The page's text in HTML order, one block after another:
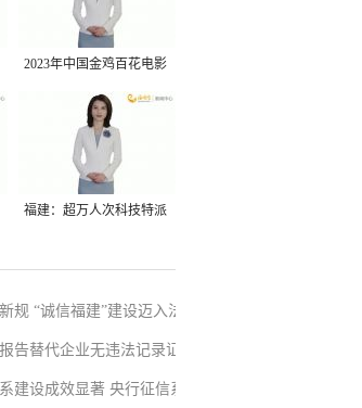
2023年中国金鸡百花电影
节有福电影巡展31日启动
福建：超万人次科技特派
规 “诚信福建”建设迈入法
告替代企业无违法记录证
建设成效显著 央行征信系